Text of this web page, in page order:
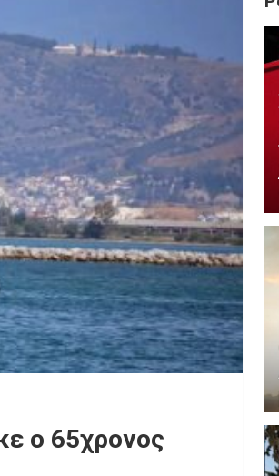
Προτεραιότητα για την Ελλάδα,
Πυροσβέστες και εναέρια μέσα
ο 65χρονος